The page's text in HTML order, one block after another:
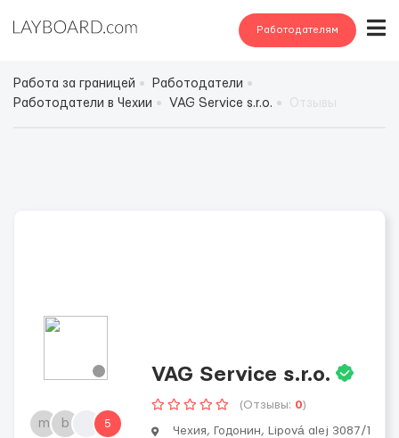
Работодателям
Работа за границей
Работодатели
Работодатели в Чехии
VAG Service s.r.o.
m b 5
VAG Service s.r.o.
(Отзывы: 0)
Чехия, Годонин, Lipová alej 3087/1